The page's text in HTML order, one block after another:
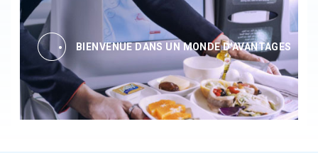
BIENVENUE DANS UN MONDE D'AVANTAGES